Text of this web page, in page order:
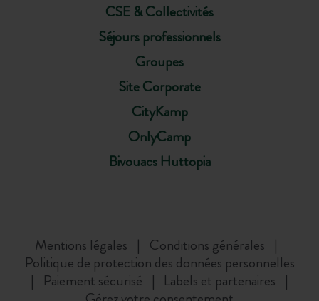
CSE & Collectivités
Séjours professionnels
Groupes
Site Corporate
CityKamp
OnlyCamp
Bivouacs Huttopia
Mentions légales
Conditions générales
Politique de protection des données personnelles
Paiement sécurisé
Labels et partenaires